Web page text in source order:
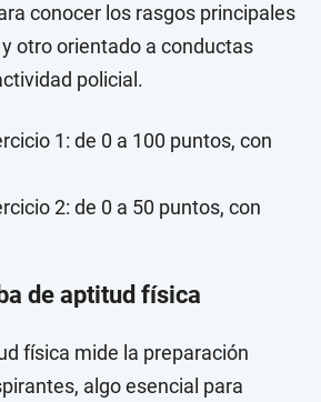
conocer los rasgos principales
otro orientado a conductas
policial.
1: de 0 a 100 puntos, con
2: de 0 a 50 puntos, con
de aptitud física
física mide la preparación
algo esencial para